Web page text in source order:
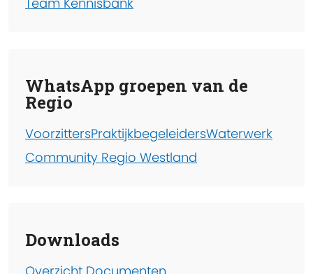
WhatsApp groepen van de
Regio
VoorzittersPraktijkbegeleidersWaterwerk
Community Regio Westland
Downloads